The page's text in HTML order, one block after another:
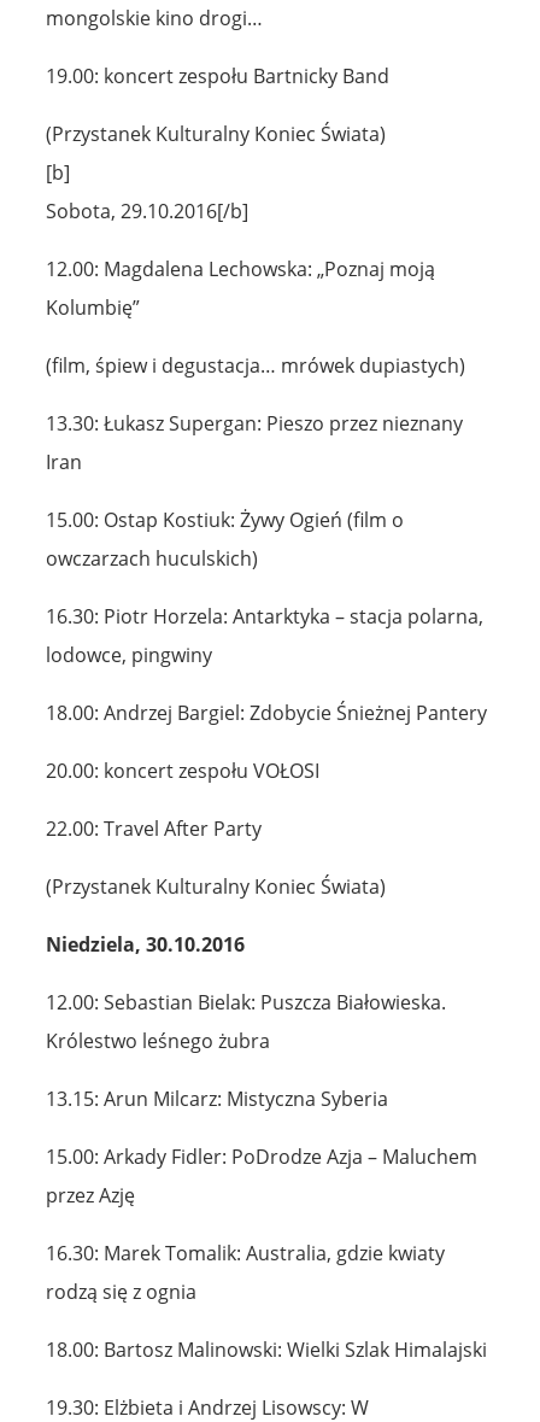
mongolskie kino drogi…
19.00: koncert zespołu Bartnicky Band
(Przystanek Kulturalny Koniec Świata)
[b]
Sobota, 29.10.2016[/b]
12.00: Magdalena Lechowska: „Poznaj moją
Kolumbię”
(film, śpiew i degustacja… mrówek dupiastych)
13.30: Łukasz Supergan: Pieszo przez nieznany
Iran
15.00: Ostap Kostiuk: Żywy Ogień (film o
owczarzach huculskich)
16.30: Piotr Horzela: Antarktyka – stacja polarna,
lodowce, pingwiny
18.00: Andrzej Bargiel: Zdobycie Śnieżnej Pantery
20.00: koncert zespołu VOŁOSI
22.00: Travel After Party
(Przystanek Kulturalny Koniec Świata)
Niedziela, 30.10.2016
12.00: Sebastian Bielak: Puszcza Białowieska.
Królestwo leśnego żubra
13.15: Arun Milcarz: Mistyczna Syberia
15.00: Arkady Fidler: PoDrodze Azja – Maluchem
przez Azję
16.30: Marek Tomalik: Australia, gdzie kwiaty
rodzą się z ognia
18.00: Bartosz Malinowski: Wielki Szlak Himalajski
19.30: Elżbieta i Andrzej Lisowscy: W